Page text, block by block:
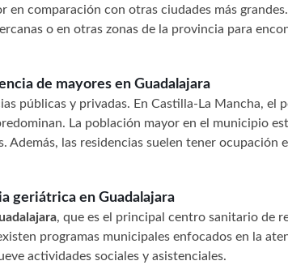
en comparación con otras ciudades más
o en otras zonas de la provincia para
de mayores en Guadalajara
públicas y privadas. En Castilla-La Mancha, el
La población mayor en el municipio
Además, las residencias suelen tener ocupación
geriátrica en Guadalajara
, que es el principal centro sanitario de
programas municipales enfocados en la
actividades sociales y asistenciales.